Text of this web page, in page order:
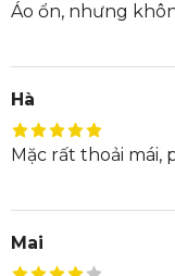
Áo ổn, nhưng
Hà
Mặc rất thoải mái,
Mai